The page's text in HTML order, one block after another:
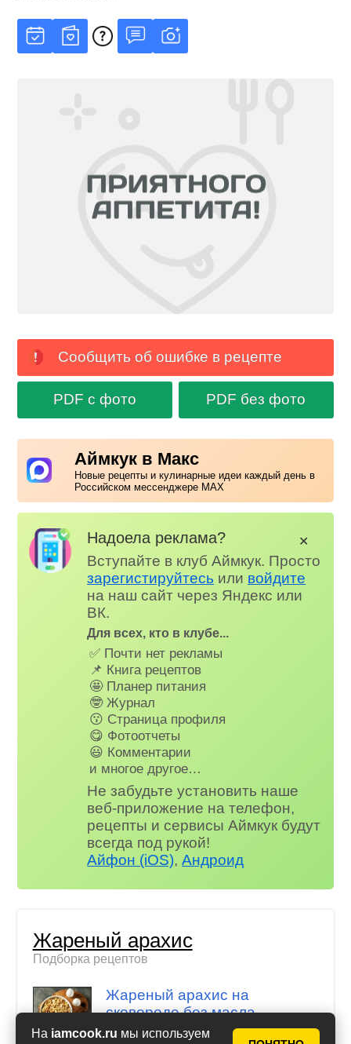
На iamcook.ru мы используем
Сообщить об ошибке в рецепте
PDF с фото PDF без фото
Аймкук в Макс
Новые рецепты и кулинарные идеи каждый день в
Российском мессенджере MAX
Надоела реклама?
Вступайте в клуб Аймкук. Просто
зарегистируйтесь или войдите
на наш сайт через Яндекс или
ВК.
Для всех, кто в клубе...
✅ Почти нет рекламы
📌 Книга рецептов
🤩 Планер питания
🤓 Журнал
😗 Страница профиля
😋 Фотоотчеты
😃 Комментарии
и многое другое…
Не забудьте установить наше
веб-приложение на телефон,
рецепты и сервисы Аймкук будут
всегда под рукой!
Айфон (iOS),Андроид
✕
Жареный арахис
Подборка рецептов
Жареный арахис на
сковороде без масла